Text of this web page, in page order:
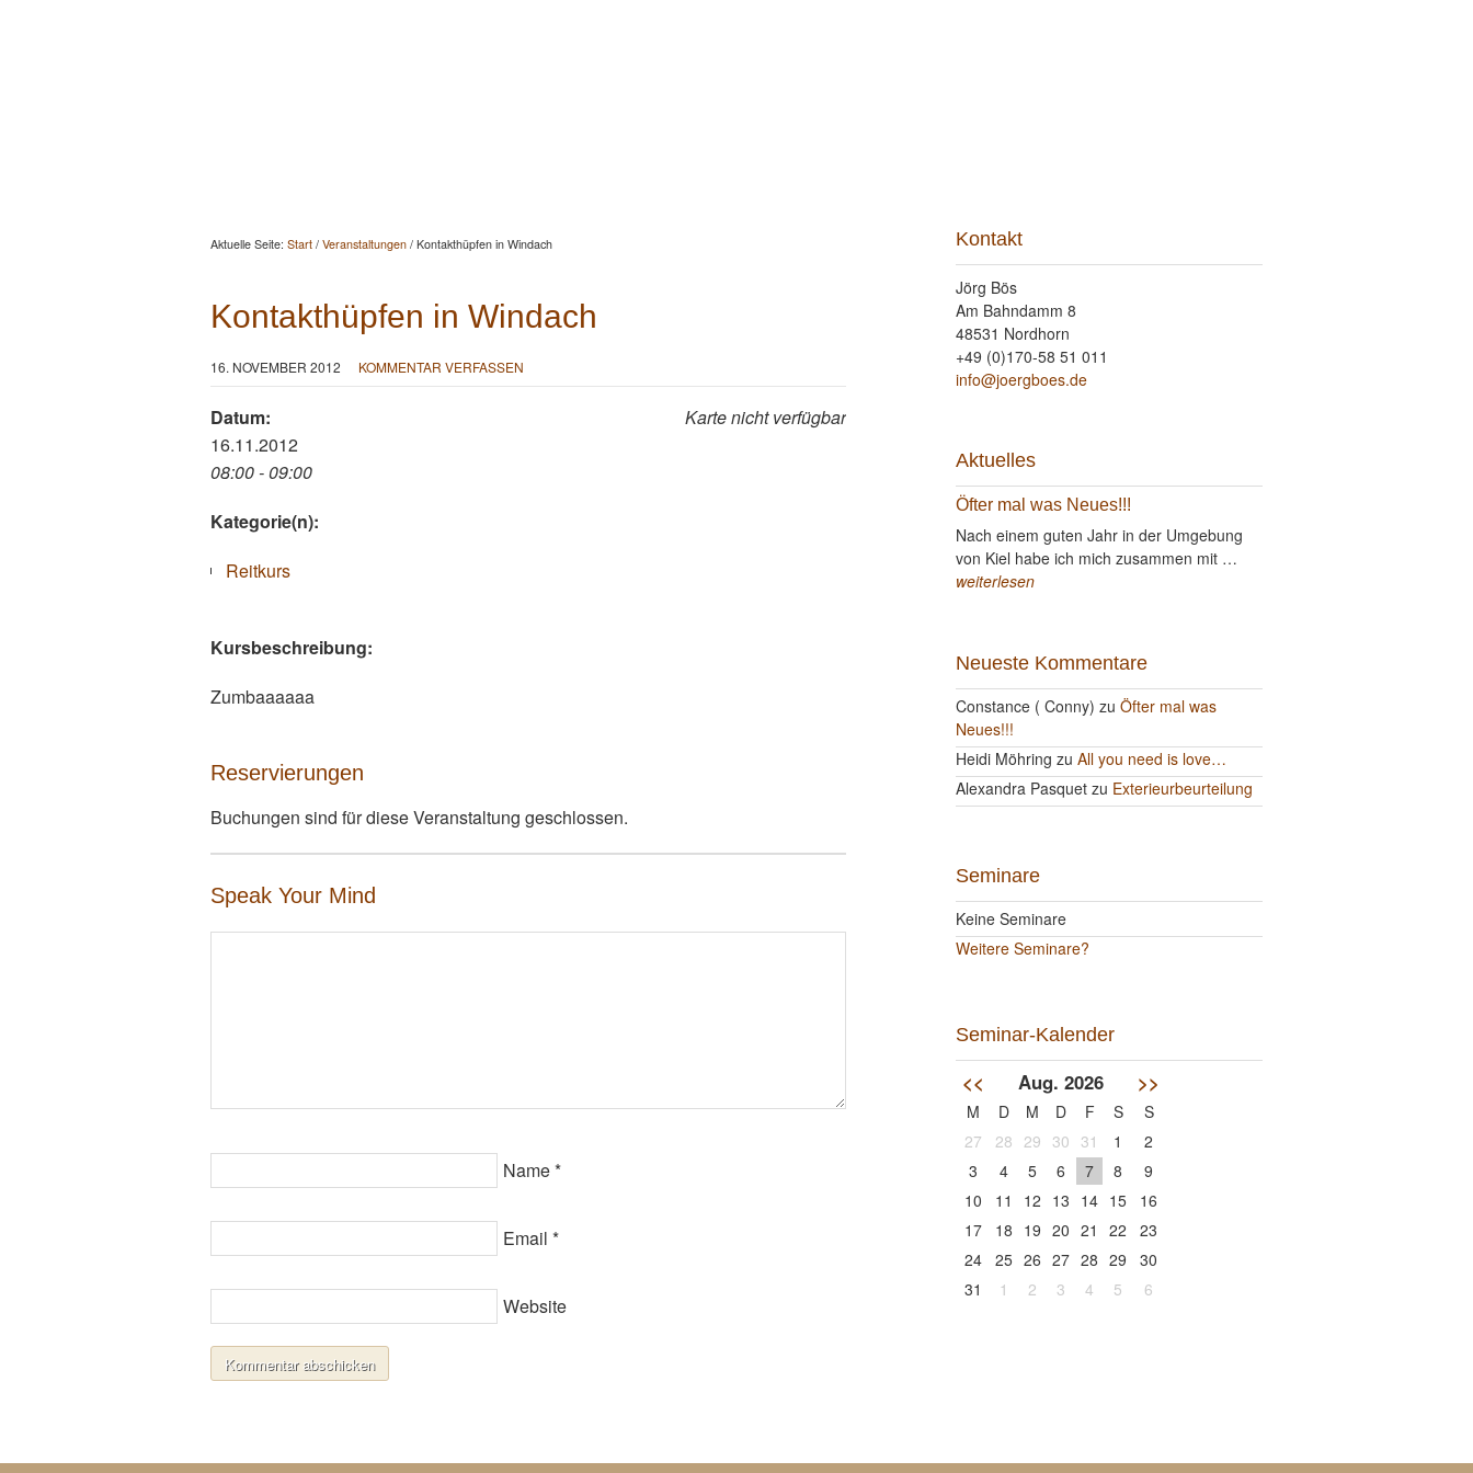
Aktuelle Seite: Start / Veranstaltungen / Kontakthüpfen in Windach
Kontakthüpfen in Windach
16. NOVEMBER 2012 KOMMENTAR VERFASSEN
Karte nicht verfügbar
Datum:
16.11.2012
08:00 - 09:00
Kategorie(n):
Reitkurs
Kursbeschreibung:
Zumbaaaaaa
Reservierungen
Buchungen sind für diese Veranstaltung geschlossen.
Speak Your Mind
Name*
Email *
Website
Kontakt
Jörg Bös
Am Bahndamm 8
48531 Nordhorn
+49 (0)170-58 51 011
info@joergboes.de
Aktuelles
Öfter mal was Neues!!!
Nach einem guten Jahr in der Umgebung
von Kiel habe ich mich zusammen mit …
weiterlesen
Neueste Kommentare
Constance ( Conny) zu Öfter mal was
Neues!!!
Heidi Möhring zu All you need is love…
Alexandra Pasquet zu Exterieurbeurteilung
Seminare
Keine Seminare
Weitere Seminare?
Seminar-Kalender
<< Aug. 2026 >>
M D M D F S
S
27
28 29 30 31 1
2
3
4 5 6 7 8
9
10
11 12 13 14 15
16
17
18 19 20 21 22
23
24 25 26 27 28 29
30
31
1 2 3 4 5 6